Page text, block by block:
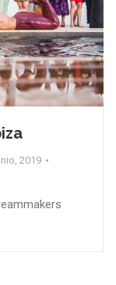
2019